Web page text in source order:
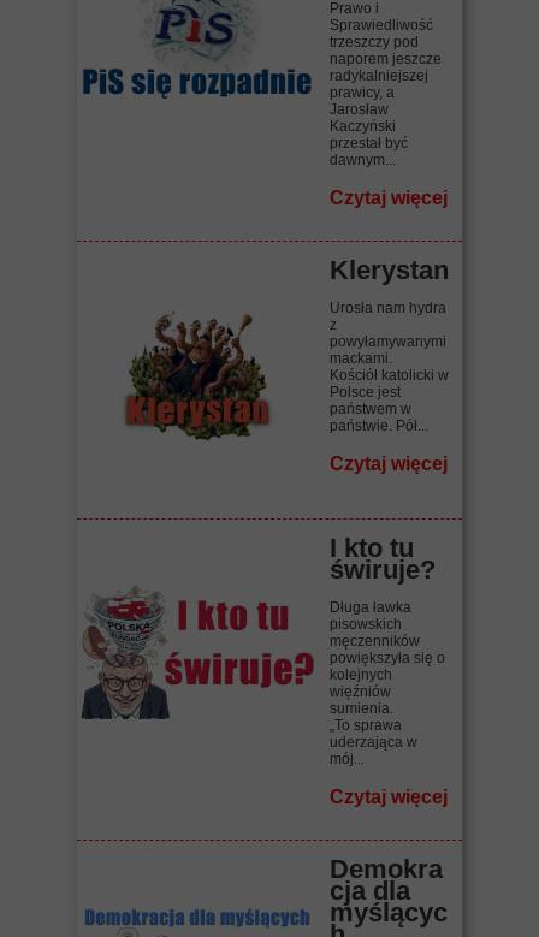
Prawo i
Sprawiedliwość
trzeszczy pod
naporem jeszcze
radykalniejszej
prawicy, a
Jarosław
Kaczyński
przestał być
dawnym...
Czytaj więcej
Klerystan
Urosła nam hydra
z
powyłamywanymi
mackami.
Kościół katolicki w
Polsce jest
państwem w
państwie. Pół...
Czytaj więcej
I kto tu
świruje?
Długa ławka
pisowskich
męczenników
powiększyła się o
kolejnych
więźniów
sumienia.
„To sprawa
uderzająca w
mój...
Czytaj więcej
Demokra
cja dla
myślącyc